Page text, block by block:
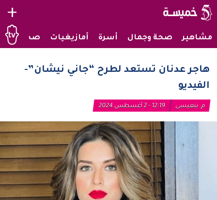
+
مشاهير صحة وجمال أسرة أمازيغيات صحراويات
هاجر عدنان تستعد لطرح “جاني نيشان”-
الفيديو
م. بنعيسى 12:19 - 2 أغسطس 2024